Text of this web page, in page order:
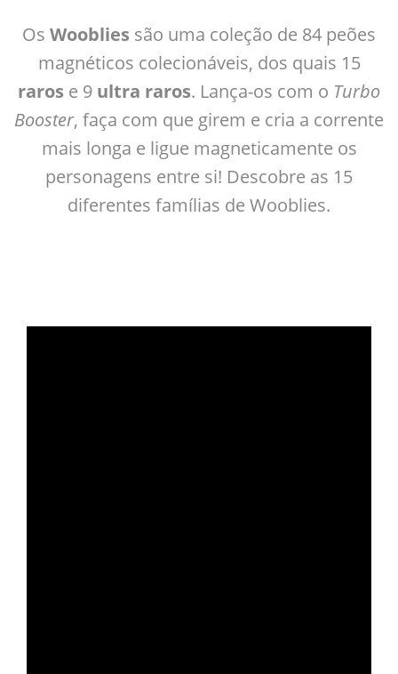
Os Wooblies são uma coleção de 84 peões
magnéticos colecionáveis, dos quais 15
raros e 9 ultra raros. Lança-os com o Turbo
Booster, faça com que girem e cria a corrente
mais longa e ligue magneticamente os
personagens entre si! Descobre as 15
diferentes famílias de Wooblies.